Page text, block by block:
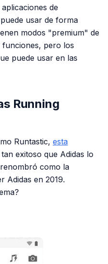
de
usar de forma
modos "premium" de
funciones, pero los
puede usar en las
Running
Runtastic, esta
exitoso que Adidas lo
como la
Adidas en 2019.